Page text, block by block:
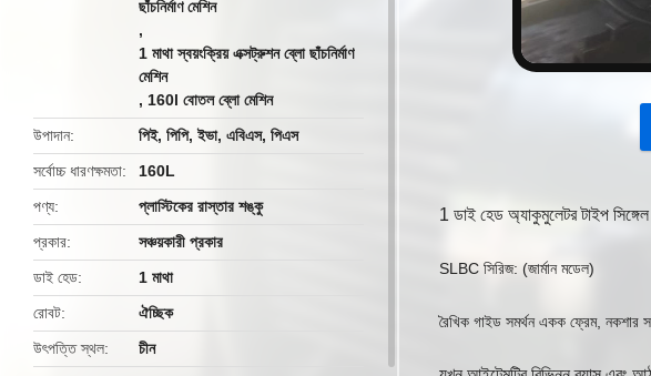
ছাঁচনির্মাণ মেশিন
,
1 মাথা স্বয়ংক্রিয় এক্সট্রুশন ব্লো ছাঁচনির্মাণ
মেশিন
, 160l বোতল ব্লো মেশিন
উপাদান
পিই, পিপি, ইভা, এবিএস, পিএস
সর্বোচ্চ ধারণক্ষমতা
160L
পণ্য
প্লাস্টিকের রাস্তার শঙ্কু
প্রকার
সঞ্চয়কারী প্রকার
ডাই হেড
1 মাথা
রোবট
ঐচ্ছিক
উৎপত্তি স্থল
চীন
1 ডাই হেড অ্যাকুমুলেটর টাইপ
SLBC সিরিজ: (জার্মান মডেল)
রৈখিক গাইড সমর্থন একক ফ্রেম, নকশার